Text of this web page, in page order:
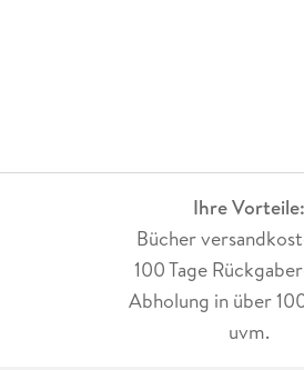
Ihre Vorteile:
Bücher
100 Tage
Abholung in über
uvm.